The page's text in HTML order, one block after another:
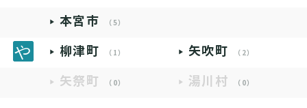
本宮市 （5）
柳津町 （1） 矢吹町 （2）
矢祭町 （0） 湯川村 （0）